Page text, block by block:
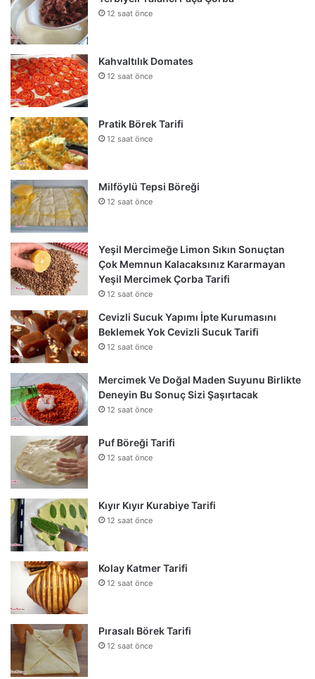
12 saat önce
Kahvaltılık Domates
12 saat önce
Pratik Börek Tarifi
12 saat önce
Milföylü Tepsi Böreği
12 saat önce
Yeşil Mercimeğe Limon Sıkın Sonuçtan
Çok Memnun Kalacaksınız Kararmayan
Yeşil Mercimek Çorba Tarifi
12 saat önce
Cevizli Sucuk Yapımı İpte Kurumasını
Beklemek Yok Cevizli Sucuk Tarifi
12 saat önce
Mercimek Ve Doğal Maden Suyunu Birlikte
Deneyin Bu Sonuç Sizi Şaşırtacak
12 saat önce
Puf Böreği Tarifi
12 saat önce
Kıyır Kıyır Kurabiye Tarifi
12 saat önce
Kolay Katmer Tarifi
12 saat önce
Pırasalı Börek Tarifi
12 saat önce